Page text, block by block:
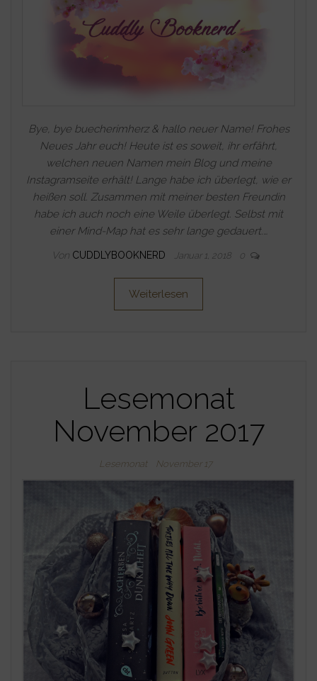
Bye, bye buecherimherz & hallo neuer Name! Frohes
Neues Jahr euch! Heute ist es soweit, ihr erfährt,
welchen neuen Namen mein Blog und meine
Instagramseite erhält! Lange habe ich überlegt, wie er
heißen soll. Zusammen mit meiner besten Freundin
habe ich auch noch eine Weile überlegt. Selbst mit
einer Mind-Map hat es sehr lange gedauert.…
Von CUDDLYBOOKNERD Januar 1, 2018 0
Weiterlesen
Lesemonat
November 2017
Lesemonat November 17